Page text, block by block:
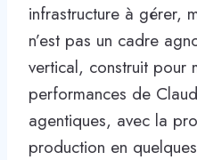
infrastructure à gérer,
n’est pas un cadre
vertical, construit pour
performances de
agentiques, avec la
production en